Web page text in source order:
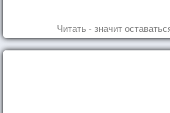
Читать - значит